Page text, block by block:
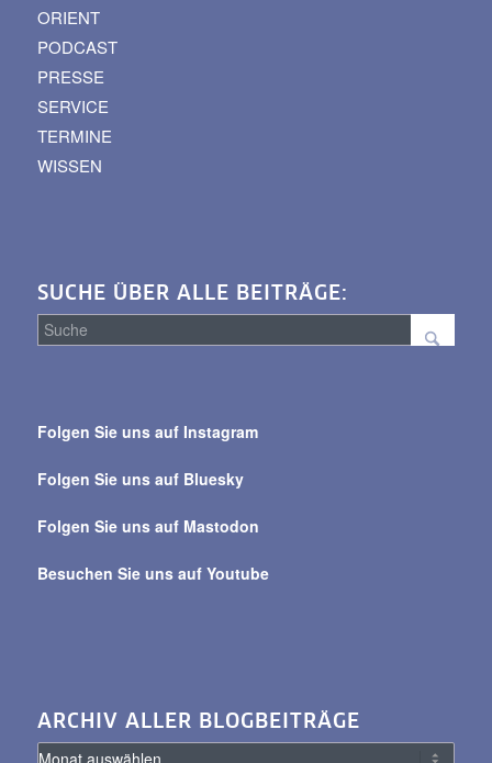
ORIENT
PODCAST
PRESSE
SERVICE
TERMINE
WISSEN
SUCHE ÜBER ALLE BEITRÄGE:
alle
Folgen Sie uns auf Instagram
Folgen Sie uns auf Bluesky
Folgen Sie uns auf Mastodon
Besuchen Sie uns auf Youtube
ARCHIV ALLER BLOGBEITRÄGE